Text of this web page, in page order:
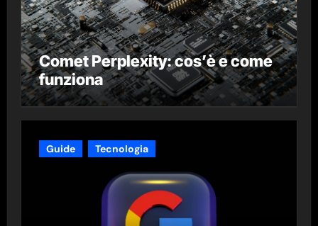
Comet Perplexity: cos’è e come
funziona
Guide Tecnologia